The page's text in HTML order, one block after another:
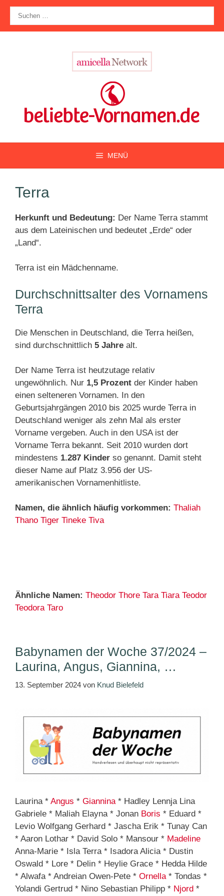
Zum
Inhalt
springen
nach:
MENÜ
Terra
Herkunft und Bedeutung: Der Name Terra stammt
aus dem Lateinischen und bedeutet „Erde“ oder
„Land“.
Terra ist ein Mädchenname.
Durchschnittsalter des Vornamens
Terra
Die Menschen in Deutschland, die Terra heißen,
sind durchschnittlich 5 Jahre alt.
Der Name Terra ist heutzutage relativ
ungewöhnlich. Nur 1,5 Prozent der Kinder haben
einen selteneren Vornamen. In den
Geburtsjahrgängen 2010 bis 2025 wurde Terra in
Deutschland weniger als zehn Mal als erster
Vorname vergeben. Auch in den USA ist der
Vorname Terra bekannt. Seit 2010 wurden dort
mindestens 1.287 Kinder so genannt. Damit steht
dieser Name auf Platz 3.956 der US-
amerikanischen Vornamenhitliste.
Namen, die ähnlich häufig vorkommen: Thaliah
Thano Tiger Tineke Tiva
Ähnliche Namen: Theodor Thore Tara Tiara Teodor
Teodora Taro
Babynamen der Woche 37/2024 –
Laurina, Angus, Giannina, …
13. September 2024 von Knud Bielefeld
Laurina * Angus * Giannina* Hadley Lennja Lina
Gabriele * Maliah Elayna * Jonan Boris * Eduard *
Levio Wolfgang Gerhard * Jascha Erik * Tunay Can
* Aaron Lothar * David Solo * Mansour * Madeline
Anna-Marie * Isla Terra * Isadora Alicia * Dustin
Oswald * Lore * Delin * Heylie Grace * Hedda Hilde
* Alwafa * Andreian Owen-Pete * Ornella* Tondas *
Yolandi Gertrud * Nino Sebastian Philipp * Njord *